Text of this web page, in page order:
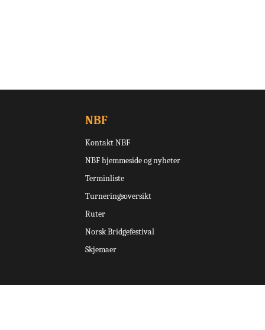
NBF
Kontakt NBF
NBF hjemmeside og nyheter
Terminliste
Turneringsoversikt
Ruter
Norsk Bridgefestival
Skjemaer